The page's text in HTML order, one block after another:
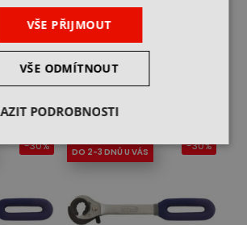
skladem 1 ks
132 Kč188 Kč
cena bez DPH
-30% DO 2-3 DNŮ U VÁS -30%
VŠE PŘIJMOUT
VŠE ODMÍTNOUT
PODROBNOSTI